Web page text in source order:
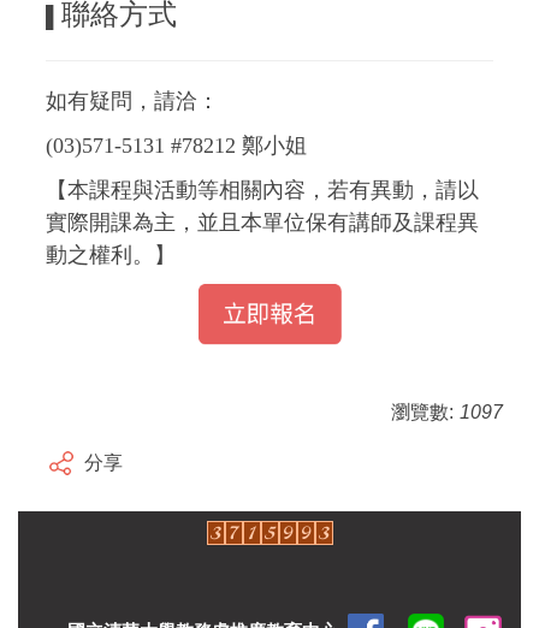
聯絡方式
如有疑問，請洽：
(03)571-5131 #78212 鄭小姐
【本課程與活動等相關內容，若有異動，請以
實際開課為主，並且本單位保有講師及課程異
動之權利。】
瀏覽數: 1097
分享